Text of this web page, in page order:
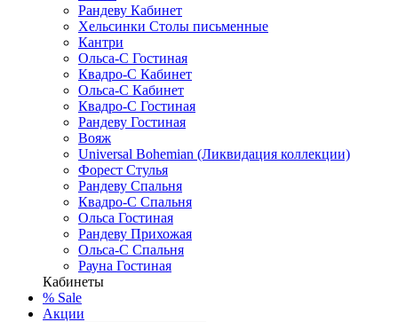
Рандеву Кабинет
Хельсинки Столы письменные
Кантри
Ольса-С Гостиная
Квадро-С Кабинет
Ольса-С Кабинет
Квадро-С Гостиная
Рандеву Гостиная
Вояж
Universal Bohemian (Ликвидация коллекции)
Форест Стулья
Рандеву Спальня
Квадро-С Спальня
Ольса Гостиная
Рандеву Прихожая
Ольса-С Спальня
Рауна Гостиная
Кабинеты
% Sale
Акции